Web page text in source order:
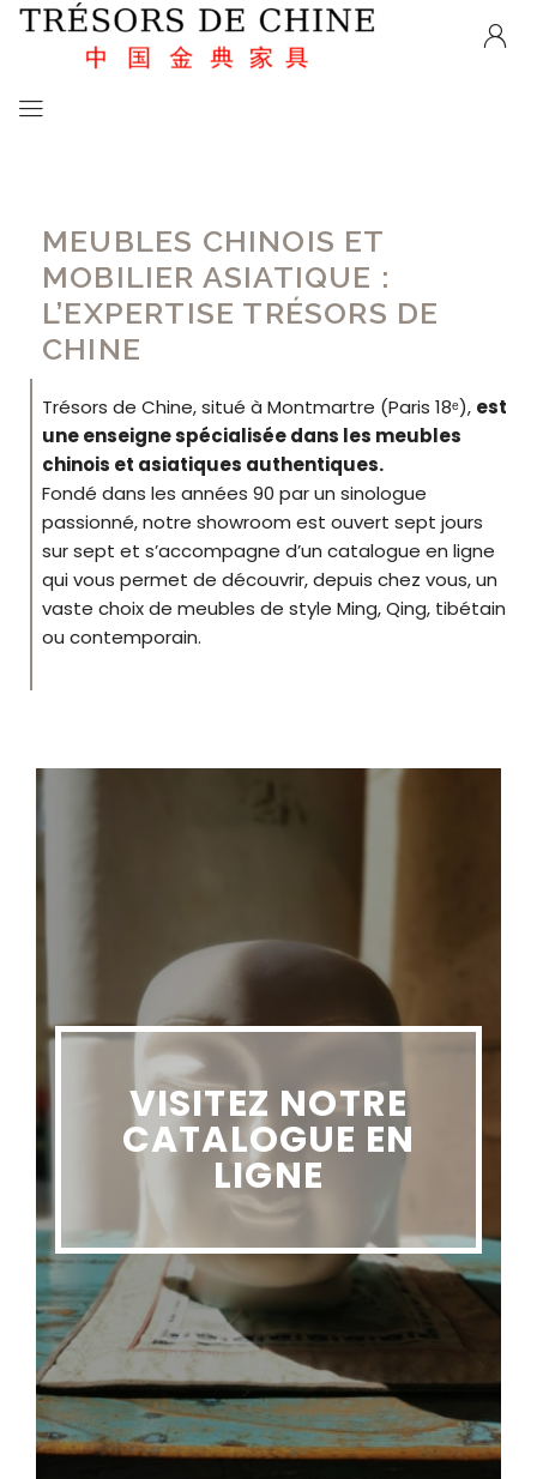
MEUBLES CHINOIS ET
MOBILIER ASIATIQUE :
L’EXPERTISE TRÉSORS DE
CHINE
Trésors de Chine, situé à Montmartre (Paris 18ᵉ), est
une enseigne spécialisée dans les meubles
chinois et asiatiques authentiques.
Fondé dans les années 90 par un sinologue
passionné, notre showroom est ouvert sept jours
sur sept et s’accompagne d’un catalogue en ligne
qui vous permet de découvrir, depuis chez vous, un
vaste choix de meubles de style Ming, Qing, tibétain
ou contemporain.
VISITEZ NOTRE
CATALOGUE EN
LIGNE